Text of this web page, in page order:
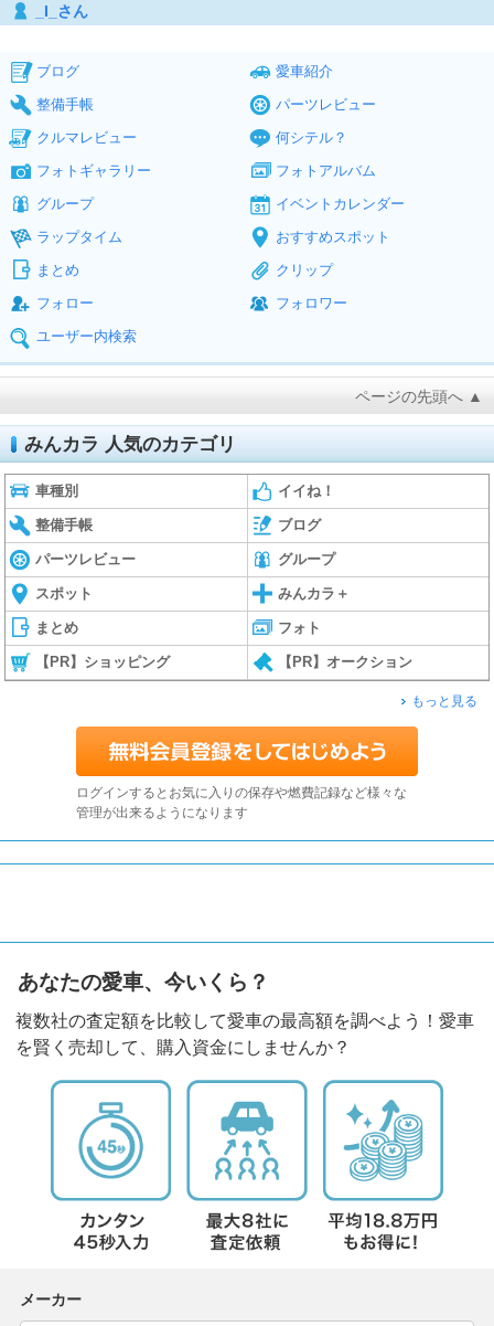
_I_さん
ブログ
愛車紹介
整備手帳
パーツレビュー
クルマレビュー
何シテル？
フォトギャラリー
フォトアルバム
グループ
イベントカレンダー
ラップタイム
おすすめスポット
まとめ
クリップ
フォロー
フォロワー
ユーザー内検索
ページの先頭へ ▲
みんカラ 人気のカテゴリ
車種別 イイね！
整備手帳 ブログ
パーツレビュー グループ
スポット みんカラ＋
まとめ フォト
【PR】ショッピング 【PR】オークション
もっと見る
ログインするとお気に入りの保存や燃費記録など様々な
管理が出来るようになります
あなたの愛車、今いくら？
複数社の査定額を比較して愛車の最高額を調べよう！愛車
を賢く売却して、購入資金にしませんか？
メーカー